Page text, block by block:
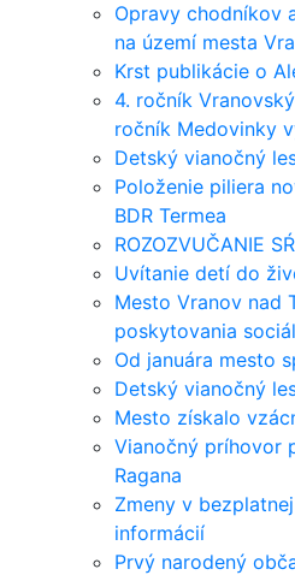
Opravy chodníkov
na území mesta
Krst publikácie o
4. ročník
ročník Medovinky
Detský vianočný
Položenie piliera
BDR Termea
ROZOZVUČANIE
Uvítanie detí do
Mesto Vranov nad
poskytovania
Od januára mesto
Detský vianočný
Mesto získalo
Vianočný príhovor
Ragana
Zmeny v
informácií
Prvý narodený